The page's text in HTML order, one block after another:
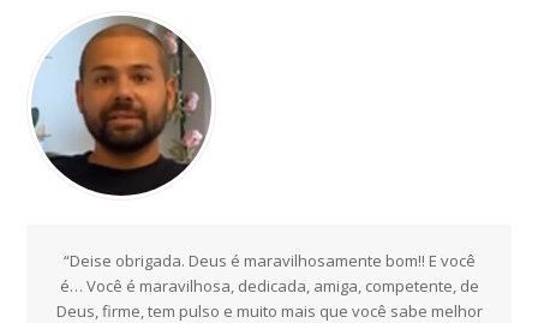
“Deise obrigada. Deus é maravilhosamente bom!! E você
é… Você é maravilhosa, dedicada, amiga, competente, de
Deus, firme, tem pulso e muito mais que você sabe melhor